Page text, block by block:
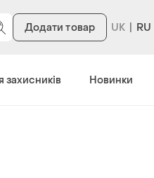
Додати товар RU
захисників Новинки